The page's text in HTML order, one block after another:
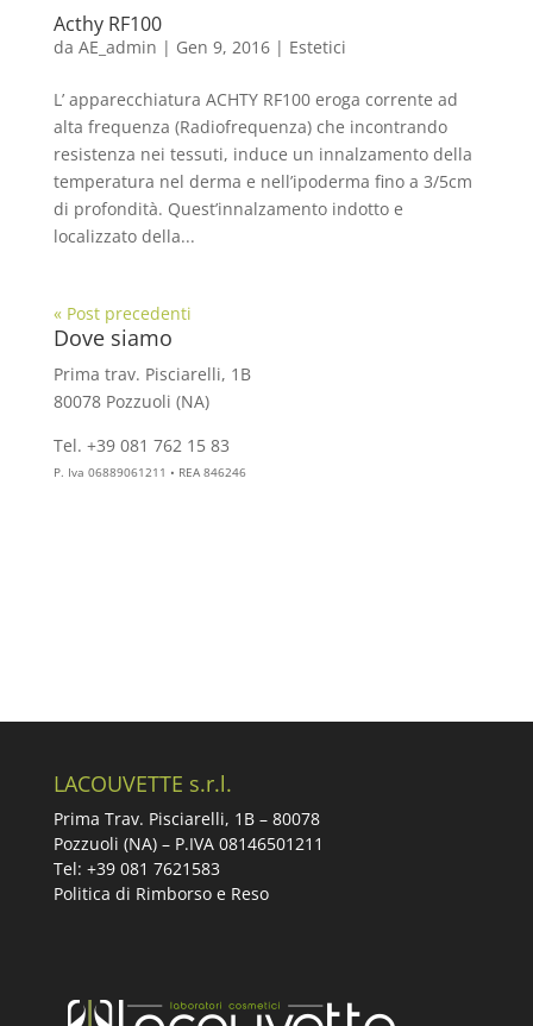
Acthy RF100
da AE_admin | Gen 9, 2016| Estetici
L’ apparecchiatura ACHTY RF100 eroga corrente ad
alta frequenza (Radiofrequenza) che incontrando
resistenza nei tessuti, induce un innalzamento della
temperatura nel derma e nell’ipoderma fino a 3/5cm
di profondità. Quest’innalzamento indotto e
localizzato della...
« Post precedenti
Dove siamo
Prima trav. Pisciarelli, 1B
80078 Pozzuoli (NA)
Tel. +39 081 762 15 83
P. Iva 06889061211 • REA 846246
LACOUVETTE s.r.l.
Prima Trav. Pisciarelli, 1B – 80078
Pozzuoli (NA) – P.IVA 08146501211
Tel: +39 081 7621583
Politica di Rimborso e Reso